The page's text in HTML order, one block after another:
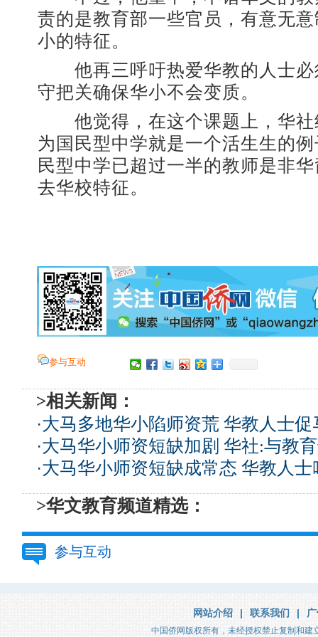
责的是教育部一些官员，有意无
小的特征。
他再三呼吁热爱华教的人士必
守把关确保华小不会变质。
他觉得，在这个课题上，华社
为国民型中学就是一个活生生的
民型中学已超过一半的教师是非
去华校特征。
参与互动
>相关新闻：
·大马多地华小陷师资荒 华教人士
·大马华小师资短缺加剧 华社:与教
·大马华小师资短缺成常态 华教人士
>华文教育频道精选：
参与互动
网站介绍 | 联系我们 |
中国侨网版权所有，未经授权禁止复制和建